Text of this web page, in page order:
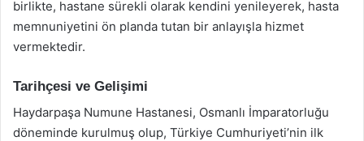
birlikte, hastane sürekli olarak kendini yenileyerek, hasta
memnuniyetini ön planda tutan bir anlayışla hizmet
vermektedir.
Tarihçesi ve Gelişimi
Haydarpaşa Numune Hastanesi, Osmanlı İmparatorluğu
döneminde kurulmuş olup, Türkiye Cumhuriyeti’nin ilk